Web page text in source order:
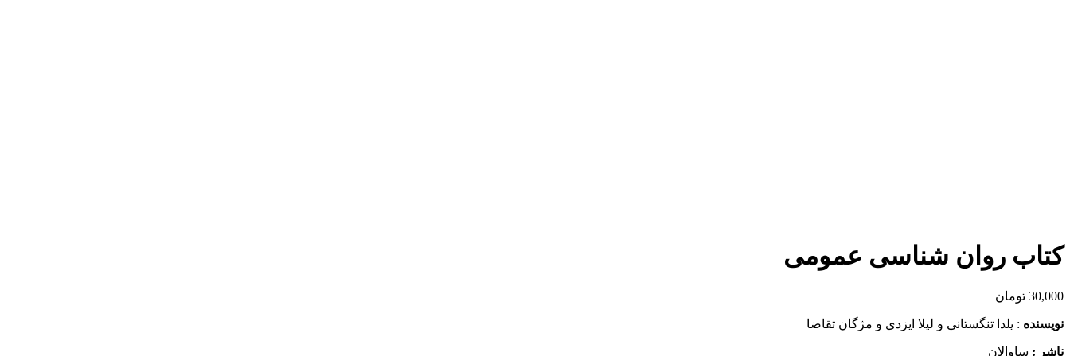
کتاب روان شناسی عمومی
30,000 تومان
نويسنده : یلدا تنگستانی و لیلا ایزدی و مژگان تقاضا
ناشر : ساوالان